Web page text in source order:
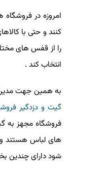
امروزه در
کنند و حتی با
را از قفس های
انتخاب کند .
به همین جهت
گیت و دزدگیر
فروشگاه مجهز به
های لباس هستند و
شود دارای چندین